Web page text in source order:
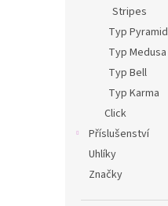
Stripes
Typ Pyramid
Typ Medusa
Typ Bell
Typ Karma
Click
Příslušenství
Uhlíky
Značky